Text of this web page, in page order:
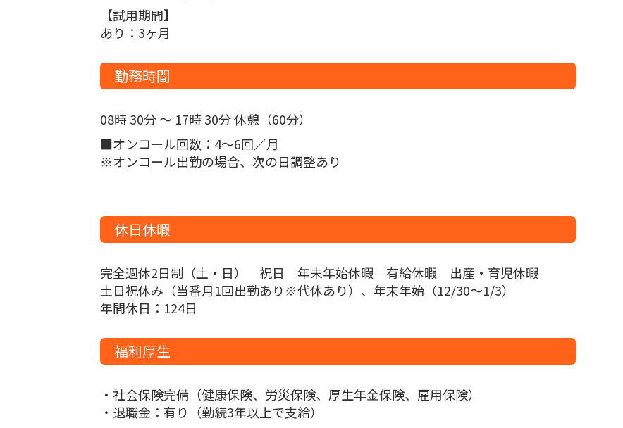
【試用期間】
あり：3ヶ月
勤務時間
08時 30分 ～ 17時 30分 休憩（60分）
■オンコール回数：4～6回／月
※オンコール出勤の場合、次の日調整あり
休日休暇
完全週休2日制（土・日） 祝日 年末年始休暇 有給休暇 出産・育児休暇
土日祝休み（当番月1回出勤あり※代休あり）、年末年始（12/30～1/3）
年間休日：124日
福利厚生
・社会保険完備（健康保険、労災保険、厚生年金保険、雇用保険）
・退職金：有り（勤続3年以上で支給）